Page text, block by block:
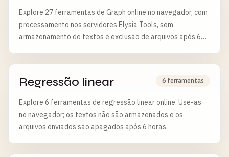
Explore 27 ferramentas de Graph online no navegador, com
processamento nos servidores Elysia Tools, sem
armazenamento de textos e exclusão de arquivos após 6
Regressão linear 6 ferramentas
Explore 6 ferramentas de regressão linear online. Use-as
no navegador; os textos não são armazenados e os
arquivos enviados são apagados após 6 horas.